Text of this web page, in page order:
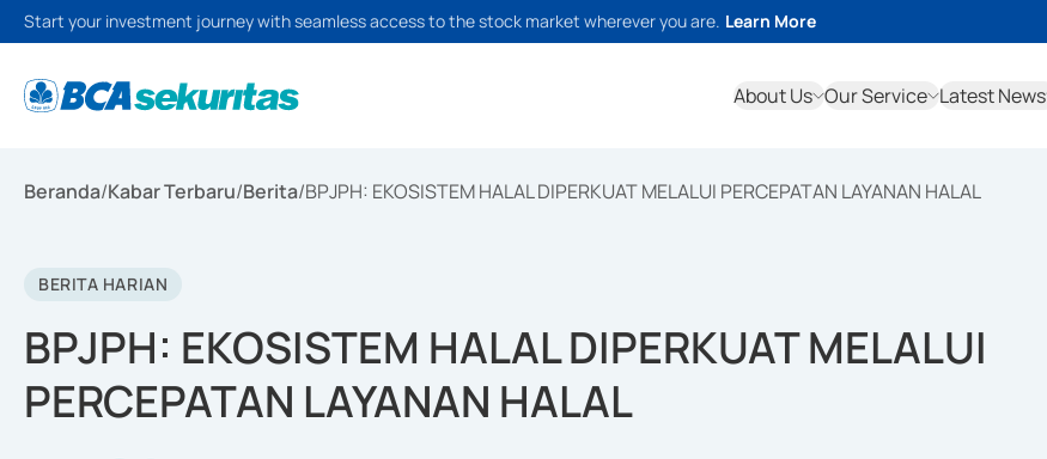
Start your investment journey with seamless access to the stock market wherever you are. Learn More
About Us Our Service Latest News
Beranda/Kabar Terbaru/Berita/BPJPH: EKOSISTEM HALAL DIPERKUAT MELALUI PERCEPATAN LAYANAN HALAL
BERITA HARIAN
BPJPH: EKOSISTEM HALAL DIPERKUAT MELALUI
PERCEPATAN LAYANAN HALAL